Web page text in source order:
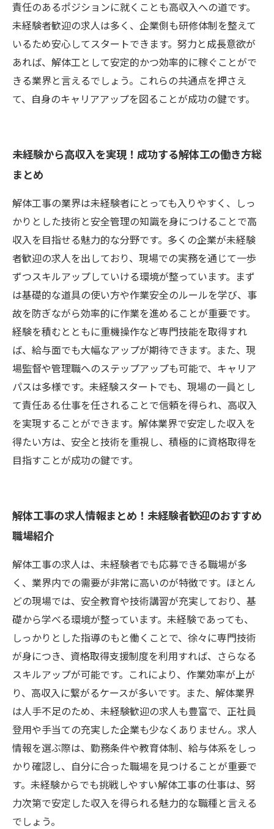
責任のあるポジションに就くことも高収入への道です。
未経験者歓迎の求人は多く、企業側も研修体制を整えて
いるため安心してスタートできます。努力と成長意欲が
あれば、解体工として安定的かつ効率的に稼ぐことがで
きる業界と言えるでしょう。これらの共通点を押さえ
て、自身のキャリアアップを図ることが成功の鍵です。
未経験から高収入を実現！成功する解体工の働き方総
まとめ
解体工事の業界は未経験者にとっても入りやすく、しっ
かりとした技術と安全管理の知識を身につけることで高
収入を目指せる魅力的な分野です。多くの企業が未経験
者歓迎の求人を出しており、現場での実務を通じて一歩
ずつスキルアップしていける環境が整っています。まず
は基礎的な道具の使い方や作業安全のルールを学び、事
故を防ぎながら効率的に作業を進めることが重要です。
経験を積むとともに重機操作など専門技能を取得すれ
ば、給与面でも大幅なアップが期待できます。また、現
場監督や管理職へのステップアップも可能で、キャリア
パスは多様です。未経験スタートでも、現場の一員とし
て責任ある仕事を任されることで信頼を得られ、高収入
を実現することができます。解体業界で安定した収入を
得たい方は、安全と技術を重視し、積極的に資格取得を
目指すことが成功の鍵です。
解体工事の求人情報まとめ！未経験者歓迎のおすすめ
職場紹介
解体工事の求人は、未経験者でも応募できる職場が多
く、業界内での需要が非常に高いのが特徴です。ほとん
どの現場では、安全教育や技術講習が充実しており、基
礎から学べる環境が整っています。未経験であっても、
しっかりとした指導のもと働くことで、徐々に専門技術
が身につき、資格取得支援制度を利用すれば、さらなる
スキルアップが可能です。これにより、作業効率が上が
り、高収入に繋がるケースが多いです。また、解体業界
は人手不足のため、未経験歓迎の求人も豊富で、正社員
登用や手当ての充実した企業も少なくありません。求人
情報を選ぶ際は、勤務条件や教育体制、給与体系をしっ
かり確認し、自分に合った職場を見つけることが重要で
す。未経験からでも挑戦しやすい解体工事の仕事は、努
力次第で安定した収入を得られる魅力的な職種と言える
でしょう。